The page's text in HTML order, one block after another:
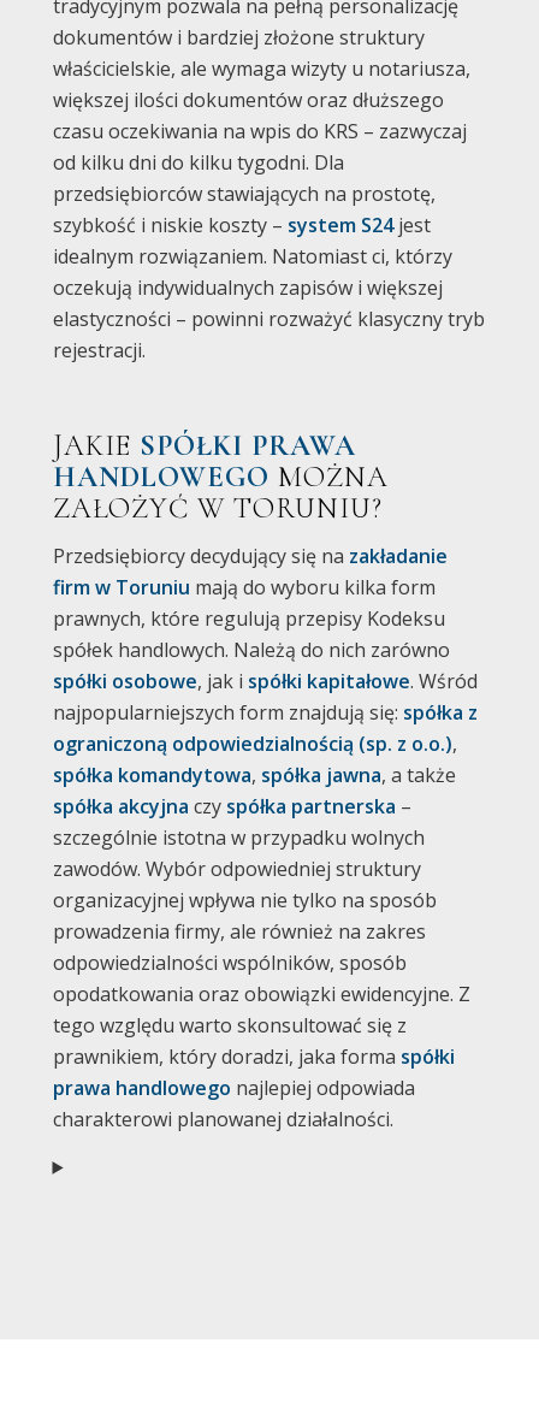
tradycyjnym pozwala na pełną personalizację
dokumentów i bardziej złożone struktury
właścicielskie, ale wymaga wizyty u notariusza,
większej ilości dokumentów oraz dłuższego
czasu oczekiwania na wpis do KRS – zazwyczaj
od kilku dni do kilku tygodni. Dla
przedsiębiorców stawiających na prostotę,
szybkość i niskie koszty – system S24jest
idealnym rozwiązaniem. Natomiast ci, którzy
oczekują indywidualnych zapisów i większej
elastyczności – powinni rozważyć klasyczny tryb
rejestracji.
JAKIE SPÓŁKI PRAWA
HANDLOWEGO MOŻNA
ZAŁOŻYĆ W TORUNIU?
Przedsiębiorcy decydujący się na zakładanie
firm w Toruniu mają do wyboru kilka form
prawnych, które regulują przepisy Kodeksu
spółek handlowych. Należą do nich zarówno
spółki osobowe, jak i spółki kapitałowe. Wśród
najpopularniejszych form znajdują się: spółka z
ograniczoną odpowiedzialnością (sp. z o.o.),
spółka komandytowa, spółka jawna, a także
spółka akcyjna czy spółka partnerska –
szczególnie istotna w przypadku wolnych
zawodów. Wybór odpowiedniej struktury
organizacyjnej wpływa nie tylko na sposób
prowadzenia firmy, ale również na zakres
odpowiedzialności wspólników, sposób
opodatkowania oraz obowiązki ewidencyjne. Z
tego względu warto skonsultować się z
prawnikiem, który doradzi, jaka forma spółki
prawa handlowego najlepiej odpowiada
charakterowi planowanej działalności.